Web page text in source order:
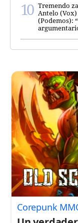
Tremendo
Antelo (Vox)
(Podemos):
Corepunk